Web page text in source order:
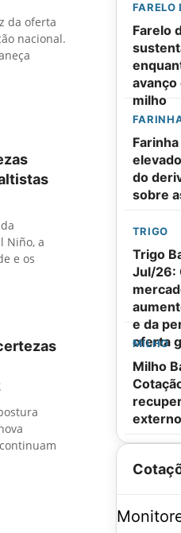
da oferta
nacional.
Niño, a
e os
FARELO
Farelo
milho
do
sobre
TRIGO
Trigo
Jul/26:
e da
oferta
MILHO
Milho